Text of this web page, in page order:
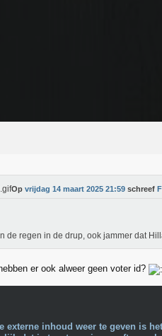
Op vrijdag 14 maart 2025 21:59 schreef
de regen in de drup, ook jammer dat
er ook alweer geen voter id?
externe inhoud weer te geven is het